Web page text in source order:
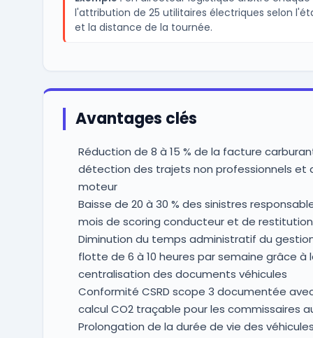
l'attribution de 25 utilitaires électriques selon
et la distance de la tournée.
Avantages clés
Réduction de 8 à 15 % de la facture
détection des trajets non professionnels et
moteur
Baisse de 20 à 30 % des sinistres
mois de scoring conducteur et de
Diminution du temps administratif du
flotte de 6 à 10 heures par semaine grâce à
centralisation des documents véhicules
Conformité CSRD scope 3 documentée
calcul CO2 traçable pour les commissaires
Prolongation de la durée de vie des